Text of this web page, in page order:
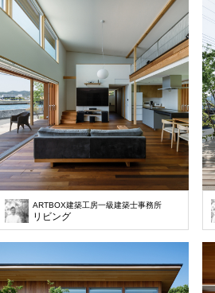
ARTBOX建築工房一級建築士事務所
リビング